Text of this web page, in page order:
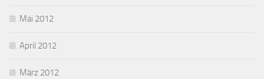
Mai 2012
April 2012
März 2012